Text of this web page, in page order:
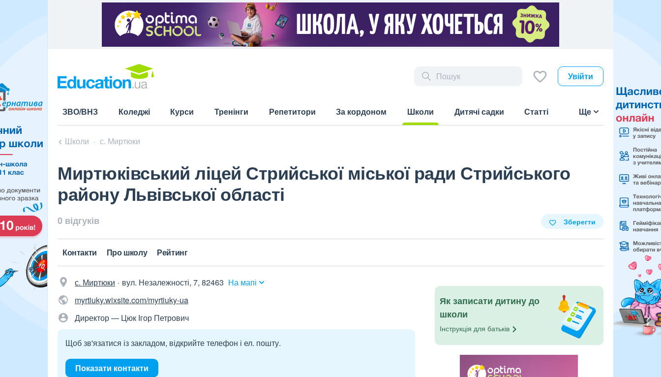
Увійти
ЗВО/ВНЗ Коледжі Курси Тренінги Репетитори За кордоном
Школи
Дитячі садки Статті Ще
Школи с. Миртюки
Миртюківський ліцей Стрийської міської ради Стрийського
району Львівської області
0 відгуків Зберегти
Контакти Про школу Рейтинг
с. Миртюки вул. Незалежності, 7, 82463 На мапі
myrtiuky.wixsite.com/myrtiuky-ua
Директор — Цюк Ігор Петрович
Щоб зв'язатися із закладом, відкрийте телефон і ел. пошту.
Показати контакти
Як записати дитину до
школи
Інструкція для батьків